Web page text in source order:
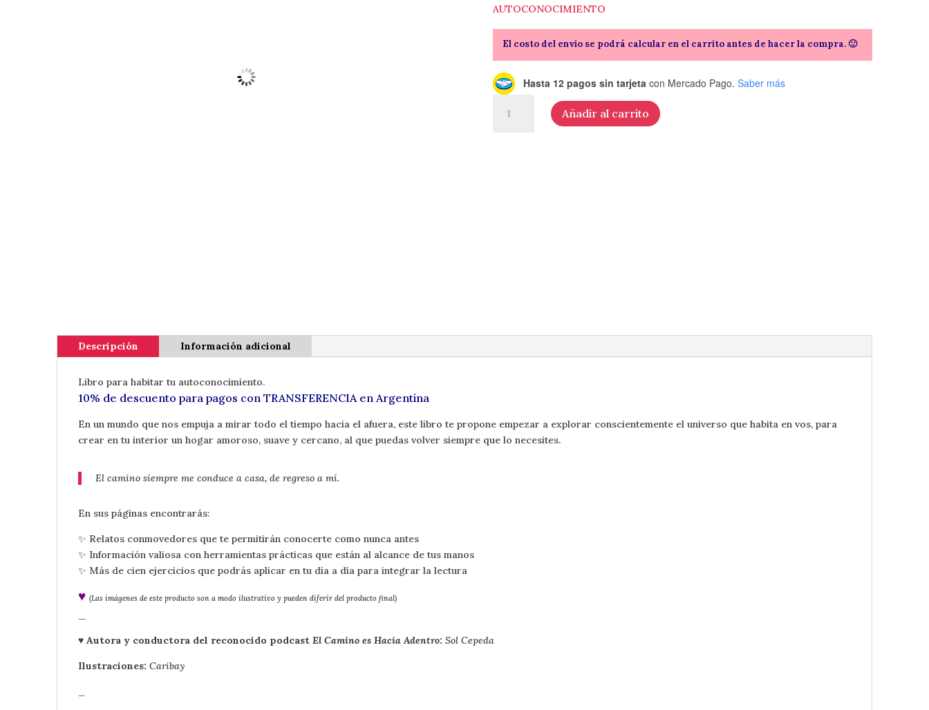
AUTOCONOCIMIENTO
El costo del envío se podrá calcular en el carrito antes de hacer la compra. 🙂
Hasta 12 pagos sin tarjeta con Mercado Pago. Saber más
camino
Añadir al carrito
Descripción Información adicional
Libro para habitar tu autoconocimiento.
10% de descuento para pagos con TRANSFERENCIA en Argentina
En un mundo que nos empuja a mirar todo el tiempo hacia el afuera, este libro te propone empezar a explorar conscientemente el universo que habita en vos, para
crear en tu interior un hogar amoroso, suave y cercano, al que puedas volver siempre que lo necesites.
El camino siempre me conduce a casa, de regreso a mí.
En sus páginas encontrarás:
✨ Relatos conmovedores que te permitirán conocerte como nunca antes
✨ Información valiosa con herramientas prácticas que están al alcance de tus manos
✨ Más de cien ejercicios que podrás aplicar en tu día a día para integrar la lectura
♥ (Las imágenes de este producto son a modo ilustrativo y pueden diferir del producto final)
♥ Autora y conductora del reconocido podcast El Camino es Hacia Adentro: Sol Cepeda
Ilustraciones: Caribay